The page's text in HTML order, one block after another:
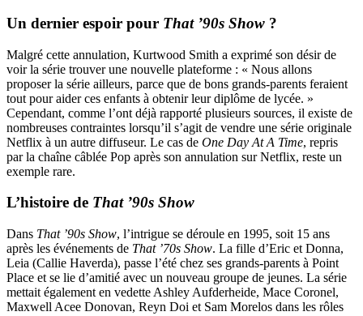
Un dernier espoir pour That ’90s Show ?
Malgré cette annulation, Kurtwood Smith a exprimé son désir de
voir la série trouver une nouvelle plateforme : « Nous allons
proposer la série ailleurs, parce que de bons grands-parents feraient
tout pour aider ces enfants à obtenir leur diplôme de lycée. »
Cependant, comme l’ont déjà rapporté plusieurs sources, il existe de
nombreuses contraintes lorsqu’il s’agit de vendre une série originale
Netflix à un autre diffuseur. Le cas de One Day At A Time, repris
par la chaîne câblée Pop après son annulation sur Netflix, reste un
exemple rare.
L’histoire de That ’90s Show
Dans That ’90s Show, l’intrigue se déroule en 1995, soit 15 ans
après les événements de That ’70s Show. La fille d’Eric et Donna,
Leia (Callie Haverda), passe l’été chez ses grands-parents à Point
Place et se lie d’amitié avec un nouveau groupe de jeunes. La série
mettait également en vedette Ashley Aufderheide, Mace Coronel,
Maxwell Acee Donovan, Reyn Doi et Sam Morelos dans les rôles